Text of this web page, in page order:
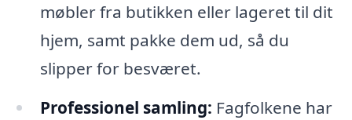
møbler fra butikken eller lageret til dit
hjem, samt pakke dem ud, så du
slipper for besværet.
Professionel samling: Fagfolkene har